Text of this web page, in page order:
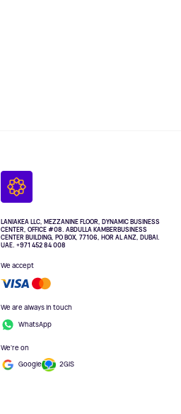
LANIAKEA LLC, MEZZANINE FLOOR, DYNAMIC BUSINESS
CENTER, OFFICE #08. ABDULLA KAMBERBUSINESS
CENTER BUILDING, PO BOX, 77106, HOR AL ANZ, DUBAI.
UAE. +971 452 84 008
We accept
We are always in touch
WhatsApp
We're on
Google
2GIS